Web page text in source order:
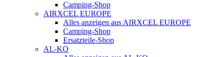
Camping-Shop
AIRXCEL EUROPE
Alles anzeigen aus AIRXCEL EUROPE
Camping-Shop
Ersatzteile-Shop
AL-KO